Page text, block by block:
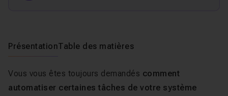
PrésentationTable des matières
Vous vous êtes toujours demandés comment
automatiser certaines tâches de votre système